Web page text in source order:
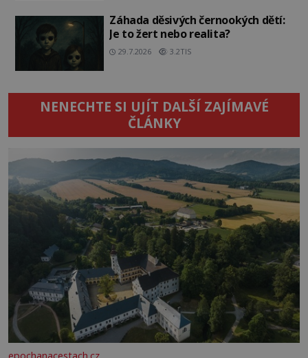
Záhada děsivých černookých dětí:
Je to žert nebo realita?
29.7.2026 3.2TIS
NENECHTE SI UJÍT DALŠÍ ZAJÍMAVÉ
ČLÁNKY